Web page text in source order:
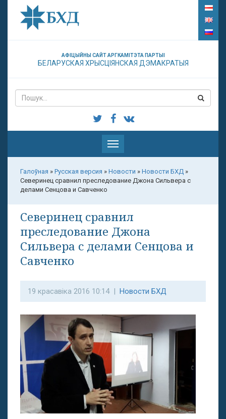
АФІЦЫЙНЫ САЙТ АРГКАМІТЭТА ПАРТЫІ
БЕЛАРУСКАЯ ХРЫСЦІЯНСКАЯ ДЭМАКРАТЫЯ
Паказаць
меню
Галоўная » Русская версия » Новости » Новости БХД »
Северинец сравнил преследование Джона Сильвера с
делами Сенцова и Савченко
Северинец сравнил
преследование Джона
Сильвера с делами Сенцова и
Савченко
19 красавіка 2016 10:14 | Новости БХД